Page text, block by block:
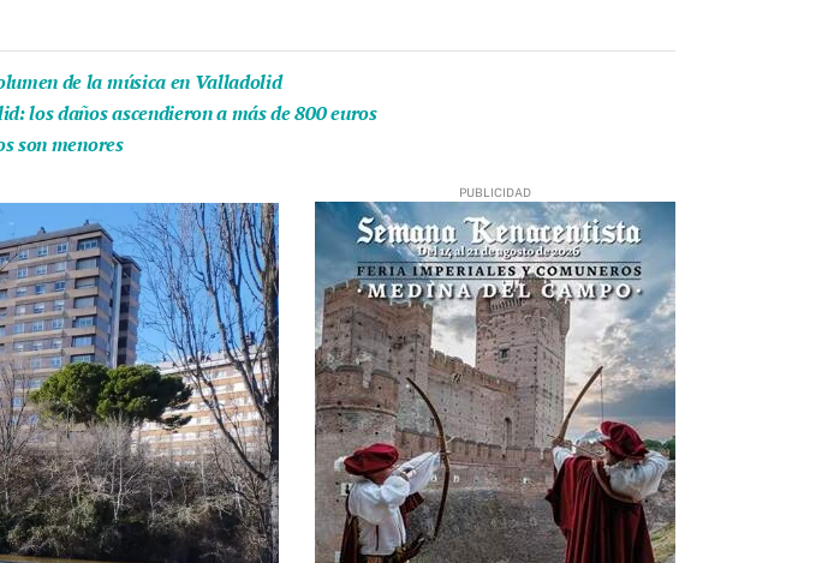
de la música en Valladolid
los daños ascendieron a más de 800 euros
son menores